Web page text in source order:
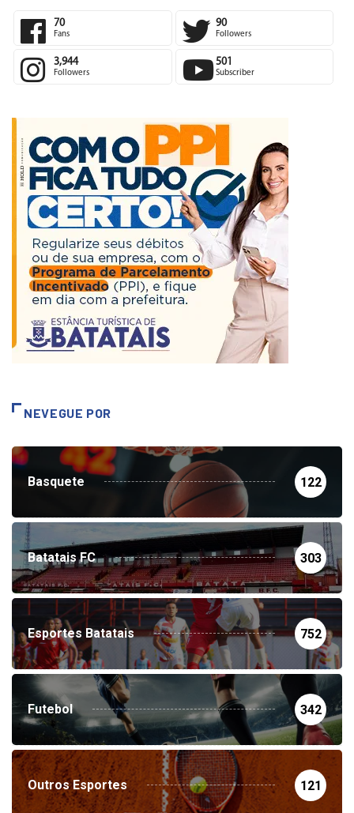
70 90
3,944 501
NEVEGUE POR
Basquete 122
Batatais FC 303
Esportes Batatais 752
Futebol 342
Outros Esportes 121